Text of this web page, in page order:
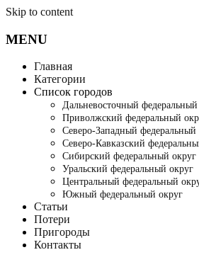
Skip to content
MENU
Главная
Категории
Список городов
Дальневосточный федеральный
Приволжский федеральный
Северо-Западный федеральный
Северо-Кавказский
Сибирский федеральный округ
Уральский федеральный округ
Центральный федеральный
Южный федеральный округ
Статьи
Потери
Пригороды
Контакты